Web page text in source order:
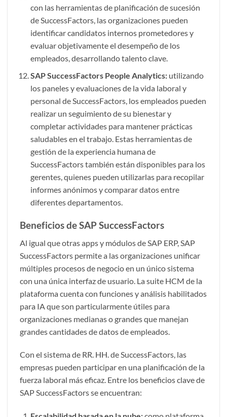
con las herramientas de planificación de sucesión
de SuccessFactors, las organizaciones pueden
identificar candidatos internos prometedores y
evaluar objetivamente el desempeño de los
empleados, desarrollando talento clave.
SAP SuccessFactors People Analytics:utilizando
los paneles y evaluaciones de la vida laboral y
personal de SuccessFactors, los empleados pueden
realizar un seguimiento de su bienestar y
completar actividades para mantener prácticas
saludables en el trabajo. Estas herramientas de
gestión de la experiencia humana de
SuccessFactors también están disponibles para los
gerentes, quienes pueden utilizarlas para recopilar
informes anónimos y comparar datos entre
diferentes departamentos.
Beneficios de SAP SuccessFactors
Al igual que otras apps y módulos de SAP ERP, SAP
SuccessFactors permite a las organizaciones unificar
múltiples procesos de negocio en un único sistema
con una única interfaz de usuario. La suite HCM de la
plataforma cuenta con funciones y análisis habilitados
para IA que son particularmente útiles para
organizaciones medianas o grandes que manejan
grandes cantidades de datos de empleados.
Con el sistema de RR. HH. de SuccessFactors, las
empresas pueden participar en una planificación de la
fuerza laboral más eficaz. Entre los beneficios clave de
SAP SuccessFactors se encuentran: